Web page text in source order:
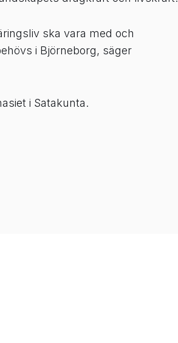
ska vara med och
i Björneborg, säger
i Satakunta.